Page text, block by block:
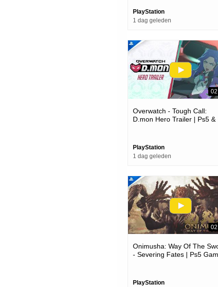
PlayStation
1 dag geleden
Overwatch - Tough Call:
D.mon Hero Trailer | Ps5 &
PlayStation
1 dag geleden
Onimusha: Way Of The
- Severing Fates | Ps5
PlayStation